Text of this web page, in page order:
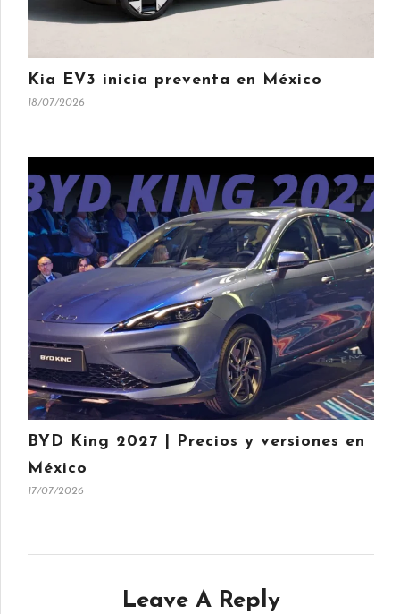
Kia EV3 inicia preventa en México
18/07/2026
BYD King 2027 | Precios y versiones en
México
17/07/2026
Leave A Reply